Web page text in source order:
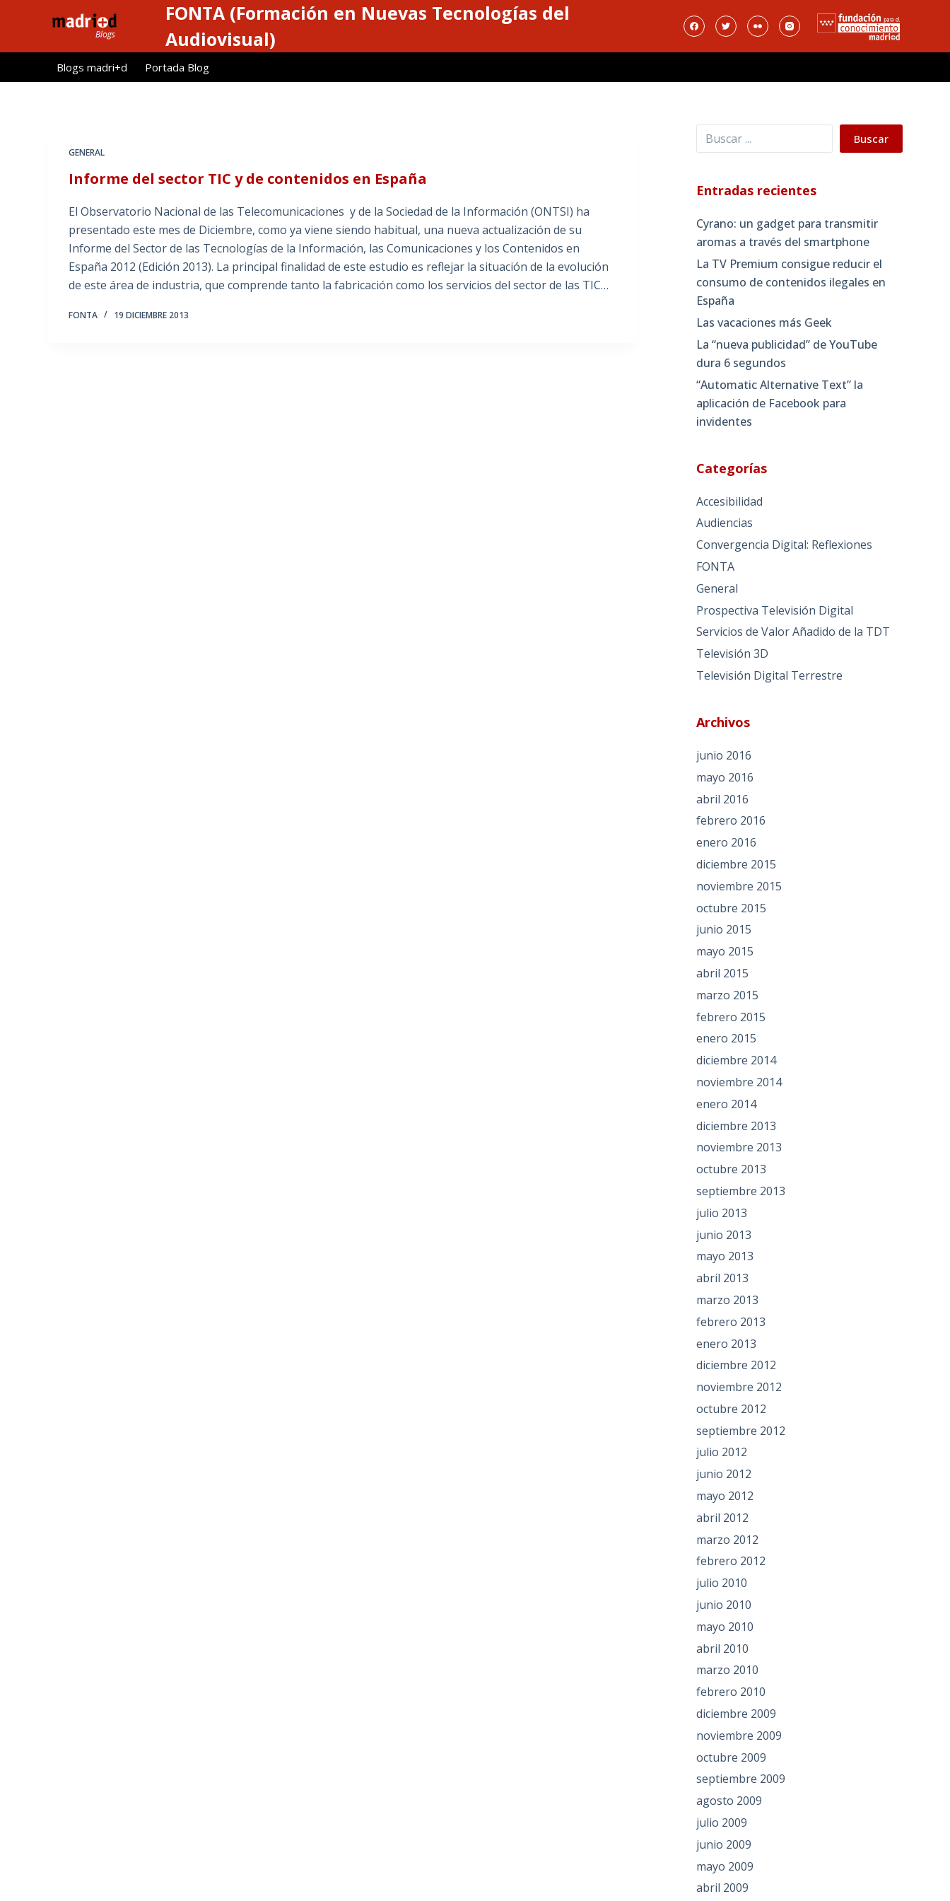
l
FONTA (Formación en Nuevas Tecnologías del
Audiovisual)
Blogs madri+d Portada Blog
GENERAL
Informe del sector TIC y de contenidos en España
El Observatorio Nacional de las Telecomunicaciones y de la Sociedad de la Información (ONTSI) ha
presentado este mes de Diciembre, como ya viene siendo habitual, una nueva actualización de su
Informe del Sector de las Tecnologías de la Información, las Comunicaciones y los Contenidos en
España 2012 (Edición 2013). La principal finalidad de este estudio es reflejar la situación de la evolución
de este área de industria, que comprende tanto la fabricación como los servicios del sector de las TIC…
FONTA 19 DICIEMBRE 2013
Buscar Buscar
Entradas recientes
Cyrano: un gadget para transmitir
aromas a través del smartphone
La TV Premium consigue reducir el
consumo de contenidos ilegales en
España
Las vacaciones más Geek
La “nueva publicidad” de YouTube
dura 6 segundos
“Automatic Alternative Text” la
aplicación de Facebook para
invidentes
Categorías
Accesibilidad
Audiencias
Convergencia Digital: Reflexiones
FONTA
General
Prospectiva Televisión Digital
Servicios de Valor Añadido de la TDT
Televisión 3D
Televisión Digital Terrestre
Archivos
junio 2016
mayo 2016
abril 2016
febrero 2016
enero 2016
diciembre 2015
noviembre 2015
octubre 2015
junio 2015
mayo 2015
abril 2015
marzo 2015
febrero 2015
enero 2015
diciembre 2014
noviembre 2014
enero 2014
diciembre 2013
noviembre 2013
octubre 2013
septiembre 2013
julio 2013
junio 2013
mayo 2013
abril 2013
marzo 2013
febrero 2013
enero 2013
diciembre 2012
noviembre 2012
octubre 2012
septiembre 2012
julio 2012
junio 2012
mayo 2012
abril 2012
marzo 2012
febrero 2012
julio 2010
junio 2010
mayo 2010
abril 2010
marzo 2010
febrero 2010
diciembre 2009
noviembre 2009
octubre 2009
septiembre 2009
agosto 2009
julio 2009
junio 2009
mayo 2009
abril 2009